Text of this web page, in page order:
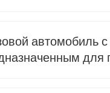
автомобиль
для